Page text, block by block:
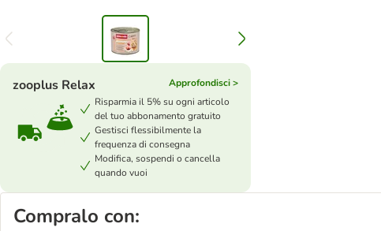
zooplus Relax
Approfondisci >
Risparmia il 5% su ogni articolo
del tuo abbonamento gratuito
Gestisci flessibilmente la
frequenza di consegna
Modifica, sospendi o cancella
quando vuoi
Compralo con: